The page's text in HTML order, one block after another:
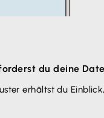
du deine
erhältst du